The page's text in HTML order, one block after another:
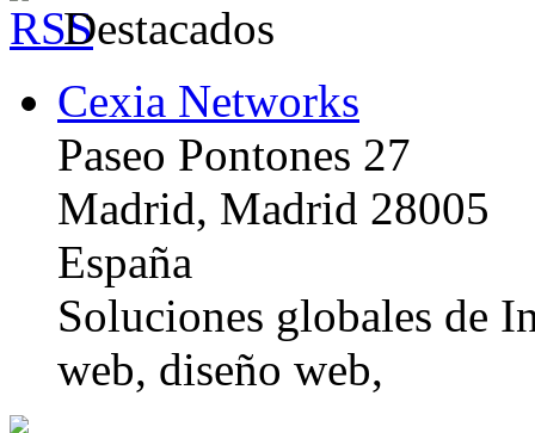
Destacados
Cexia Networks
Paseo Pontones 27
Madrid, Madrid 28005
España
Soluciones globales de
web, diseño web,